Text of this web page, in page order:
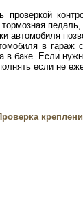
проверкой
автомобиля
в гараж
в баке. Если
если не